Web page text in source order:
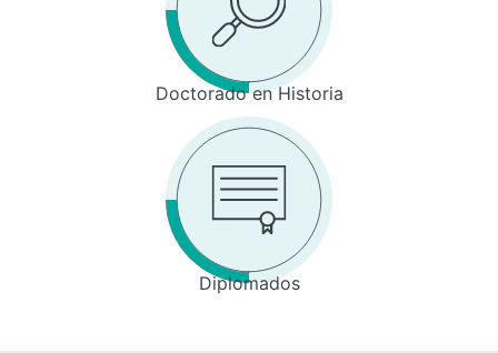
Doctorado en Historia
Diplomados